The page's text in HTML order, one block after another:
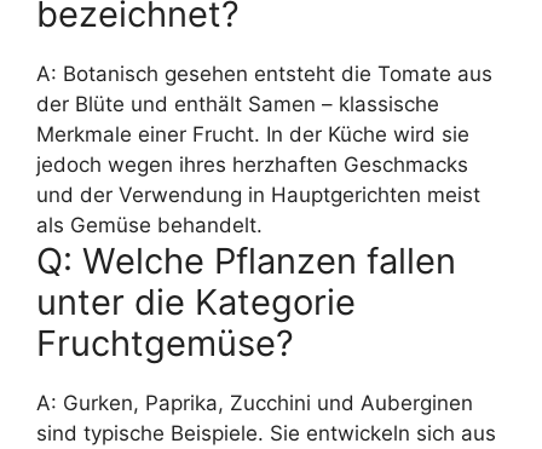
bezeichnet?
A: Botanisch gesehen entsteht die Tomate aus
der Blüte und enthält Samen – klassische
Merkmale einer Frucht. In der Küche wird sie
jedoch wegen ihres herzhaften Geschmacks
und der Verwendung in Hauptgerichten meist
als Gemüse behandelt.
Q: Welche Pflanzen fallen
unter die Kategorie
Fruchtgemüse?
A: Gurken, Paprika, Zucchini und Auberginen
sind typische Beispiele. Sie entwickeln sich aus